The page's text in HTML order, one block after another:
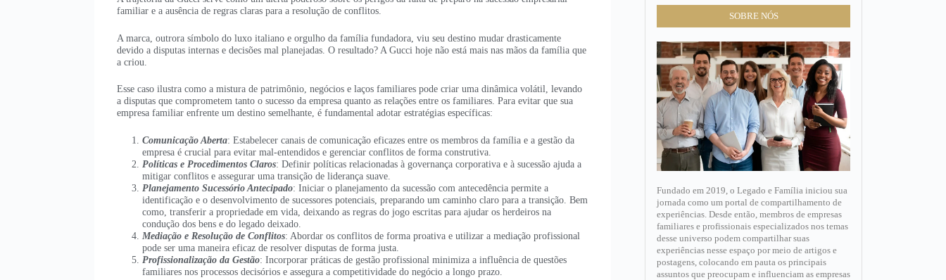
familiar e a ausência de regras claras para a resolução de conflitos.
A marca, outrora símbolo do luxo italiano e orgulho da família fundadora, viu seu destino mudar drasticamente
devido a disputas internas e decisões mal planejadas. O resultado? A Gucci hoje não está mais nas mãos da família que
a criou.
Esse caso ilustra como a mistura de patrimônio, negócios e laços familiares pode criar uma dinâmica volátil, levando
a disputas que comprometem tanto o sucesso da empresa quanto as relações entre os familiares. Para evitar que sua
empresa familiar enfrente um destino semelhante, é fundamental adotar estratégias específicas:
Comunicação Aberta: Estabelecer canais de comunicação eficazes entre os membros da família e a gestão da
empresa é crucial para evitar mal-entendidos e gerenciar conflitos de forma construtiva.
Políticas e Procedimentos Claros: Definir políticas relacionadas à governança corporativa e à sucessão ajuda a
mitigar conflitos e assegurar uma transição de liderança suave.
Planejamento Sucessório Antecipado: Iniciar o planejamento da sucessão com antecedência permite a
identificação e o desenvolvimento de sucessores potenciais, preparando um caminho claro para a transição. Bem
como, transferir a propriedade em vida, deixando as regras do jogo escritas para ajudar os herdeiros na
condução dos bens e do legado deixado.
Mediação e Resolução de Conflitos: Abordar os conflitos de forma proativa e utilizar a mediação profissional
pode ser uma maneira eficaz de resolver disputas de forma justa.
Profissionalização da Gestão: Incorporar práticas de gestão profissional minimiza a influência de questões
familiares nos processos decisórios e assegura a competitividade do negócio a longo prazo.
SOBRE NÓS
Fundado em 2019, o Legado e Família iniciou sua
jornada como um portal de compartilhamento de
experiências. Desde então, membros de empresas
familiares e profissionais especializados nos temas
desse universo podem compartilhar suas
experiências nesse espaço por meio de artigos e
postagens, colocando em pauta os principais
assuntos que preocupam e influenciam as empresas